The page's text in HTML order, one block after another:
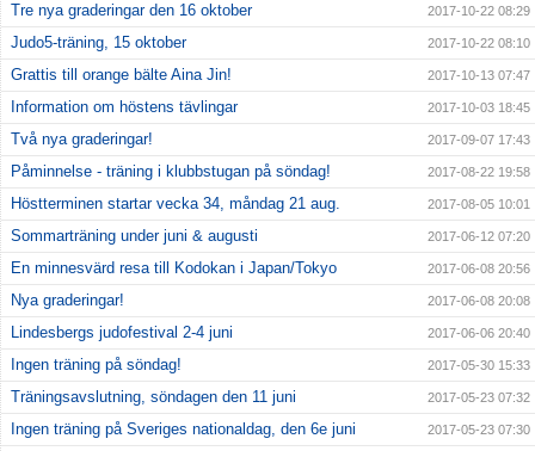
Tre nya graderingar den 16 oktober 2017-10-22 08:29
Judo5-träning, 15 oktober 2017-10-22 08:10
Grattis till orange bälte Aina Jin! 2017-10-13 07:47
Information om höstens tävlingar 2017-10-03 18:45
Två nya graderingar! 2017-09-07 17:43
Påminnelse - träning i klubbstugan på söndag! 2017-08-22 19:58
Höstterminen startar vecka 34, måndag 21 aug. 2017-08-05 10:01
Sommarträning under juni & augusti 2017-06-12 07:20
En minnesvärd resa till Kodokan i Japan/Tokyo 2017-06-08 20:56
Nya graderingar! 2017-06-08 20:08
Lindesbergs judofestival 2-4 juni 2017-06-06 20:40
Ingen träning på söndag! 2017-05-30 15:33
Träningsavslutning, söndagen den 11 juni 2017-05-23 07:32
Ingen träning på Sveriges nationaldag, den 6e juni 2017-05-23 07:30